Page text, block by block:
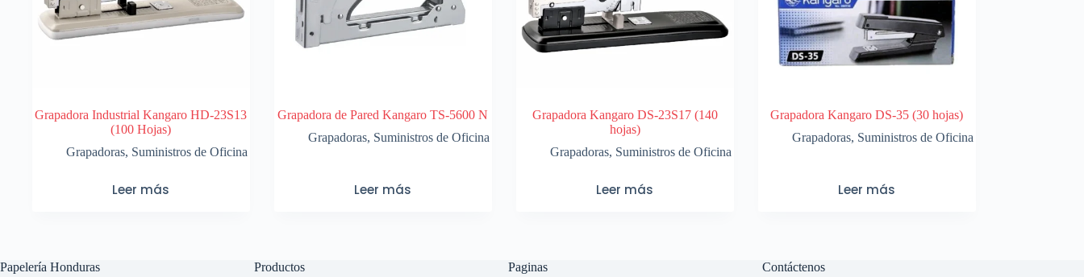
Grapadora Industrial Kangaro HD-23S13
(100 Hojas)
Grapadoras, Suministros de Oficina
Leer más
Grapadora de Pared Kangaro TS-5600 N
Grapadoras, Suministros de Oficina
Leer más
Grapadora Kangaro DS-23S17 (140
hojas)
Grapadoras, Suministros de Oficina
Leer más
Grapadora Kangaro DS-35 (30 hojas)
Grapadoras, Suministros de Oficina
Leer más
Papelería Honduras Productos Paginas Contáctenos